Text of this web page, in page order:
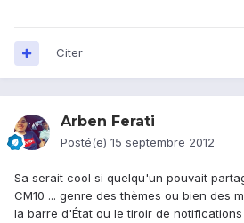
Citer
Arben Ferati
Posté(e) 15 septembre 2012
Sa serait cool si quelqu'un pouvait
CM10 ... genre des thèmes ou bien des
la barre d'État ou le tiroir de